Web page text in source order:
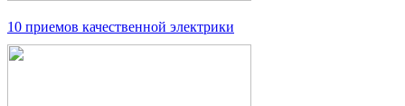
10 приемов качественной электрики